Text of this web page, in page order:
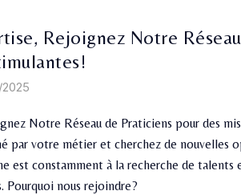
Rejoignez Notre
Notre Réseau de Praticiens pour des
par votre métier et cherchez de nouvelles
constamment à la recherche de talents
Pourquoi nous rejoindre?